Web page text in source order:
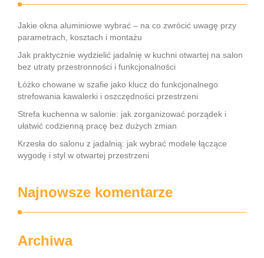
Jakie okna aluminiowe wybrać – na co zwrócić uwagę przy
parametrach, kosztach i montażu
Jak praktycznie wydzielić jadalnię w kuchni otwartej na salon
bez utraty przestronności i funkcjonalności
Łóżko chowane w szafie jako klucz do funkcjonalnego
strefowania kawalerki i oszczędności przestrzeni
Strefa kuchenna w salonie: jak zorganizować porządek i
ułatwić codzienną pracę bez dużych zmian
Krzesła do salonu z jadalnią: jak wybrać modele łączące
wygodę i styl w otwartej przestrzeni
Najnowsze komentarze
Archiwa